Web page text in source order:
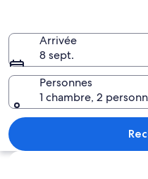
suivante :
Bora
Bora
Arrivée
8 sept.
Personnes
1 chambre, 2
Explorer la carte